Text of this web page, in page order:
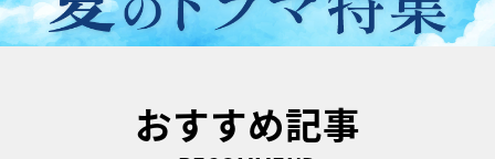
おすすめ記事